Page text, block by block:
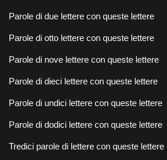
Parole di due lettere con queste lettere
Parole di otto lettere con queste lettere
Parole di nove lettere con queste lettere
Parole di dieci lettere con queste lettere
Parole di undici lettere con queste lettere
Parole di dodici lettere con queste lettere
Tredici parole di lettere con queste lettere